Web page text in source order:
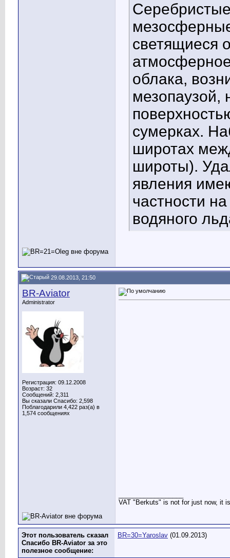
светящиеся
облака,
мезопаузой,
сумерках.
широтах
широты).
явления
частности
водяного
29.08.2013, 21:50
BR-Aviator
Administrator
Регистрация: 09.12.2008
Возраст: 32
Сообщений: 2,311
Вы сказали Спасибо: 2,598
Поблагодарили 4,422 раз(а) в
1,574 сообщениях
VAT "Berkuts" is not for just now, it
Этот пользователь сказал
Спасибо BR-Aviator за это
полезное сообщение:
BR=30=Yaroslav (01.09.2013)